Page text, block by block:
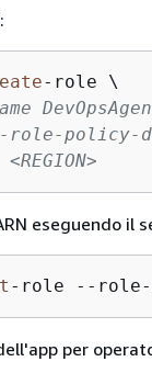
- role \
role-
eseguendo il
-role --role-
per